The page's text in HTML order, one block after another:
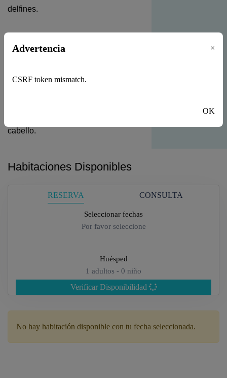
delfines.
La posada cuenta con 10
ejecutiva, servicio de agua mineral,
cabello.
Habitaciones Disponibles
RESERVA CONSULTA
Seleccionar fechas
Por favor seleccione
Huésped
1 adultos - 0 niño
Verificar Disponibilidad
No hay habitación disponible con tu fecha seleccionada.
Advertencia ×
CSRF token mismatch.
OK